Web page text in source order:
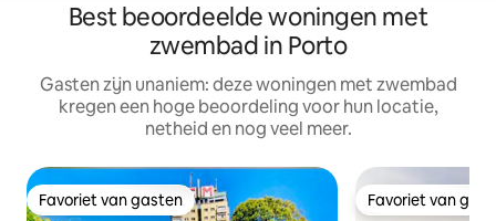
Best beoordeelde woningen met
zwembad in Porto
Gasten zijn unaniem: deze woningen met zwembad
kregen een hoge beoordeling voor hun locatie,
netheid en nog veel meer.
Favoriet van gasten
Favoriet van gasten Favoriet van
Favoriet van